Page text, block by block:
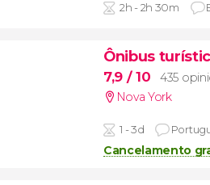
2h - 2h 30m
Ônibus
7,9 / 10
435
Nova York
1 - 3d
Cancelamento